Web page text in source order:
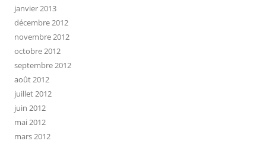
janvier 2013
décembre 2012
novembre 2012
octobre 2012
septembre 2012
août 2012
juillet 2012
juin 2012
mai 2012
mars 2012